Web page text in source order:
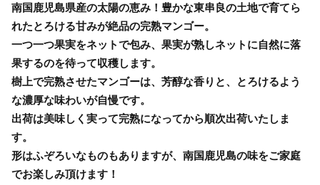
南国鹿児島県産の太陽の恵み！豊かな東串良の土地で育てら
れたとろける甘みが絶品の完熟マンゴー。
一つ一つ果実をネットで包み、果実が熟しネットに自然に落
果するのを待って収穫します。
樹上で完熟させたマンゴーは、芳醇な香りと、とろけるよう
な濃厚な味わいが自慢です。
出荷は美味しく実って完熟になってから順次出荷いたしま
す。
形はふぞろいなものもありますが、南国鹿児島の味をご家庭
でお楽しみ頂けます！